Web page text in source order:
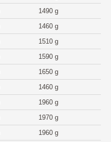
1490 g
1460 g
1510 g
1590 g
1650 g
1460 g
1960 g
1970 g
1960 g